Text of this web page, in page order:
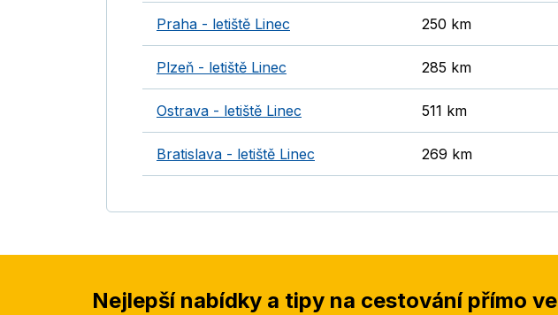
Praha - letiště Linec 250 km
Plzeň - letiště Linec 285 km
Ostrava - letiště Linec 511 km
Bratislava - letiště Linec 269 km
Nejlepší nabídky a tipy na cestování přímo ve